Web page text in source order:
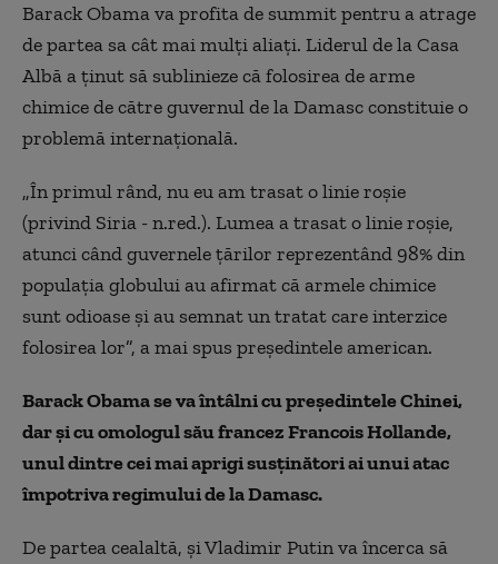
Barack Obama va profita de summit pentru a atrage
de partea sa cât mai mulţi aliaţi. Liderul de la Casa
Albă a ţinut să sublinieze că folosirea de arme
chimice de către guvernul de la Damasc constituie o
problemă internaţională.
„În primul rând, nu eu am trasat o linie roşie
(privind Siria - n.red.). Lumea a trasat o linie roşie,
atunci când guvernele ţărilor reprezentând 98% din
populaţia globului au afirmat că armele chimice
sunt odioase şi au semnat un tratat care interzice
folosirea lor”, a mai spus președintele american.
Barack Obama se va întâlni cu preşedintele Chinei,
dar şi cu omologul său francez Francois Hollande,
unul dintre cei mai aprigi susţinători ai unui atac
împotriva regimului de la Damasc.
De partea cealaltă, şi Vladimir Putin va încerca să